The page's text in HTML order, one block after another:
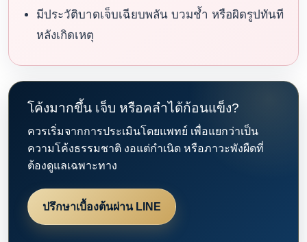
มีประวัติบาดเจ็บเฉียบพลัน บวมช้ำ หรือผิดรูปทันที
หลังเกิดเหตุ
โค้งมากขึ้น เจ็บ หรือคลำได้ก้อนแข็ง?
ควรเริ่มจากการประเมินโดยแพทย์ เพื่อแยกว่าเป็น
ความโค้งธรรมชาติ งอแต่กำเนิด หรือภาวะพังผืดที่
ต้องดูแลเฉพาะทาง
ปรึกษาเบื้องต้นผ่าน LINE